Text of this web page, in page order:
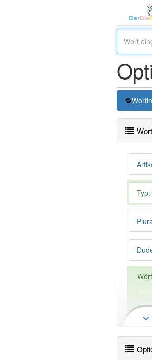
Typ:
DIE: